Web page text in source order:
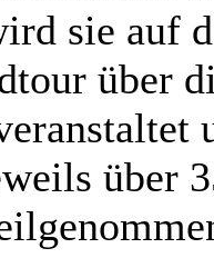
sie auf
über
über